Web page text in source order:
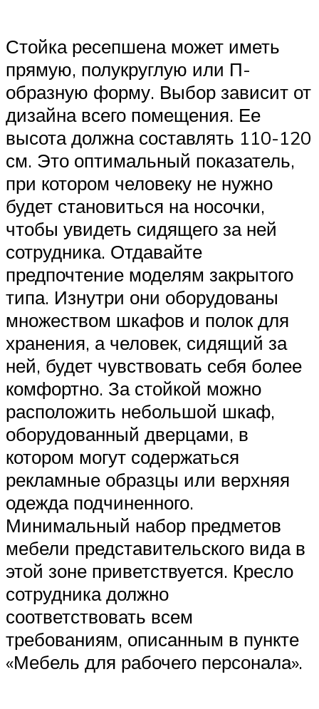
Стойка ресепшена может иметь
прямую, полукруглую или П-
образную форму. Выбор зависит от
дизайна всего помещения. Ее
высота должна составлять 110-120
см. Это оптимальный показатель,
при котором человеку не нужно
будет становиться на носочки,
чтобы увидеть сидящего за ней
сотрудника. Отдавайте
предпочтение моделям закрытого
типа. Изнутри они оборудованы
множеством шкафов и полок для
хранения, а человек, сидящий за
ней, будет чувствовать себя более
комфортно. За стойкой можно
расположить небольшой шкаф,
оборудованный дверцами, в
котором могут содержаться
рекламные образцы или верхняя
одежда подчиненного.
Минимальный набор предметов
мебели представительского вида в
этой зоне приветствуется. Кресло
сотрудника должно
соответствовать всем
требованиям, описанным в пункте
«Мебель для рабочего персонала».